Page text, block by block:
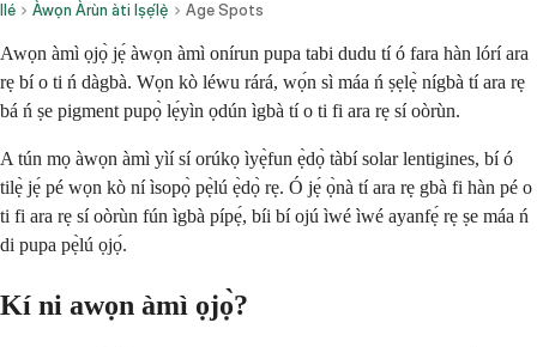
Ilé Àwọn Àrùn àti Iṣẹ́lẹ̀ Age Spots
Awọn àmì ọjọ̀ jẹ́ àwọn àmì onírun pupa tabi dudu tí ó fara hàn lórí ara
rẹ bí o ti ń dàgbà. Wọn kò léwu rárá, wọ́n sì máa ń ṣẹlẹ̀ nígbà tí ara rẹ
bá ń ṣe pigment pupọ̀ lẹ́yìn ọdún ìgbà tí o ti fi ara rẹ sí oòrùn.
A tún mọ àwọn àmì yìí sí orúkọ ìyẹ̀fun ẹ̀dọ̀ tàbí solar lentigines, bí ó
tilẹ̀ jẹ́ pé wọn kò ní ìsopọ̀ pẹ̀lú ẹ̀dọ̀ rẹ. Ó jẹ́ ọ̀nà tí ara rẹ gbà fi hàn pé o
ti fi ara rẹ sí oòrùn fún ìgbà pípẹ́, bíi bí ojú ìwé ìwé ayanfẹ́ rẹ ṣe máa ń
di pupa pẹ̀lú ọjọ́.
Kí ni awọn àmì ọjọ̀?